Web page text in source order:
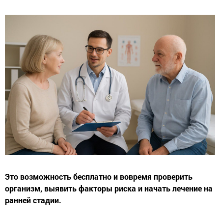
Это возможность бесплатно и вовремя проверить
организм, выявить факторы риска и начать лечение на
ранней стадии.